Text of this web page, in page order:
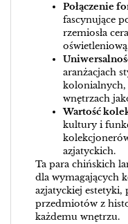
Połączenie
fascynujące
rzemiosła
aranżacjach
kolonialnych,
wnętrzach
Wartość
kultury i
azjatyckich.
Ta para chińskich
dla wymagających
azjatyckiej estetyki,
przedmiotów z
każdemu wnętrzu.